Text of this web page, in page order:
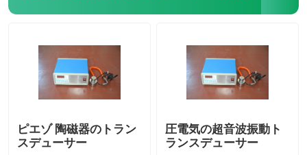
ピエゾ 陶磁器のトラン
スデューサー
圧電気の超音波振動ト
ランスデューサー